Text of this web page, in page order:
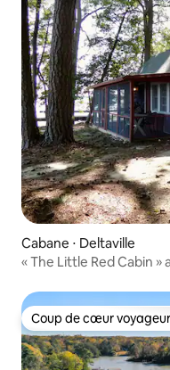
Cabane ⋅ Deltaville
« The Little Red Cabin »
Coup de cœur
Coup de cœur